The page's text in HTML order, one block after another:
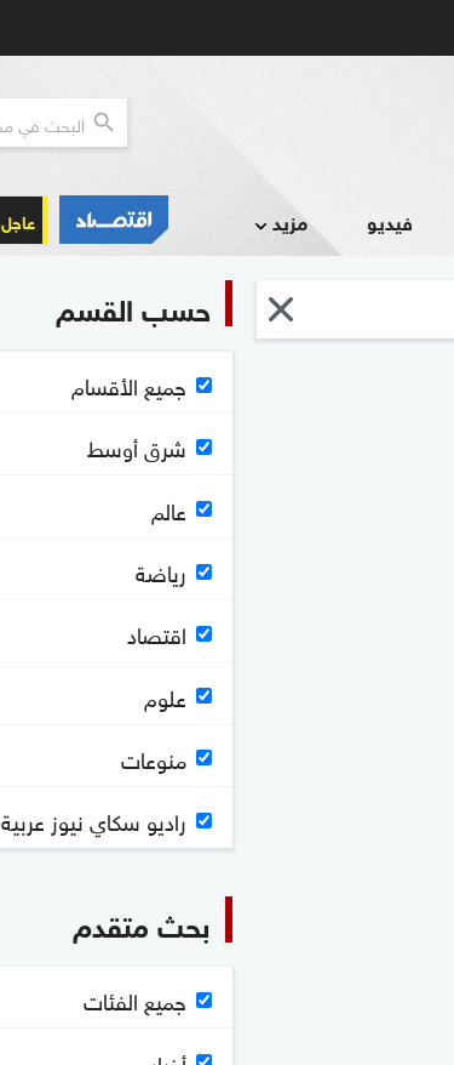
فيديو مزيد عاجل
حسب القسم
جميع الأقسام
شرق أوسط
عالم
رياضة
اقتصاد
علوم
منوعات
راديو سكاي نيوز عربية
بحث متقدم
جميع الفئات